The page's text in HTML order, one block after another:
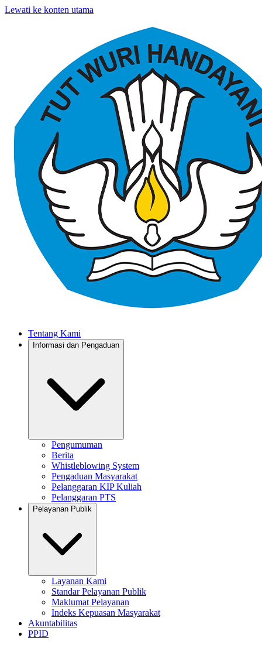
Lewati ke konten utama
Tentang Kami
Informasi dan Pengaduan
Pengumuman
Berita
Whistleblowing System
Pengaduan Masyarakat
Pelanggaran KIP Kuliah
Pelanggaran PTS
Pelayanan Publik
Layanan Kami
Standar Pelayanan Publik
Maklumat Pelayanan
Indeks Kepuasan Masyarakat
Akuntabilitas
PPID